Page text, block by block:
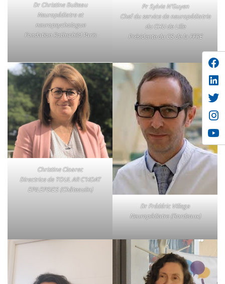
Dr Christine Bulteau
Neuropédiatre et
neuropsychologue
Fondation Rothschild Paris
Pr Sylvie N’Guyen
Chef du service de neuropédiatrie
du CHU de Lille
Présidente du CS de la FFRE
Christine Cloarec
Directrice de TOUL AR C’HOAT
EPILEPSIES (Châteaulin)
Dr Frédéric Villega
Neuropédiatre (Bordeaux)